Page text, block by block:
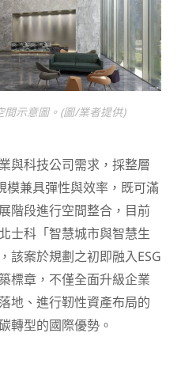
間示意圖。(圖/業者提供)
與科技公司需求，採整層
模兼具彈性與效率，既可滿
階段進行空間整合，目前
士科「智慧城市與智慧生
該案於規劃之初即融入ESG
標章，不僅全面升級企業
地、進行靭性資產布局的
轉型的國際優勢。